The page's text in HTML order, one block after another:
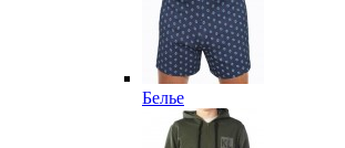
Белье